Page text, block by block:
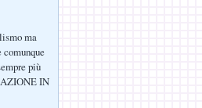
ma
più
IN